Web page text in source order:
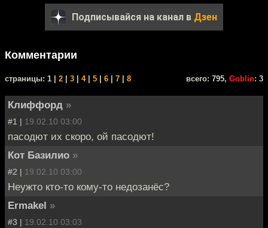
Подписывайся на канал в Дзен
Комментарии
cтраницы: 1 | 2 3 4| 5 6 7 8 всего: 795, Goblin: 3
Клиффорд »
#1 | 19.02.10 03:00
пасодют их скоро, ой пасодют!
Кот Базилио »
#2 | 19.02.10 03:00
Неужто кто-то кому-то недозанёс?
Ermakel »
#3 | 19.02.10 03:03